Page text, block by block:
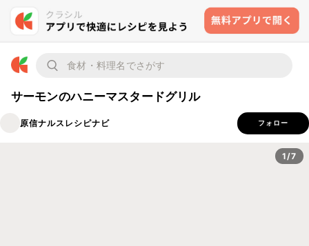
サーモンのハニーマスタードグリル
原信ナルスレシピナビ フォロー
1/7